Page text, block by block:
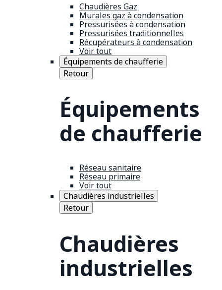
Chaudières Gaz
Murales gaz à condensation
Pressurisées à condensation
Pressurisées traditionnelles
Récupérateurs à condensation
Voir tout
Équipements de chaufferie
Retour
Équipements
de chaufferie
Réseau sanitaire
Réseau primaire
Voir tout
Chaudières industrielles
Retour
Chaudières
industrielles